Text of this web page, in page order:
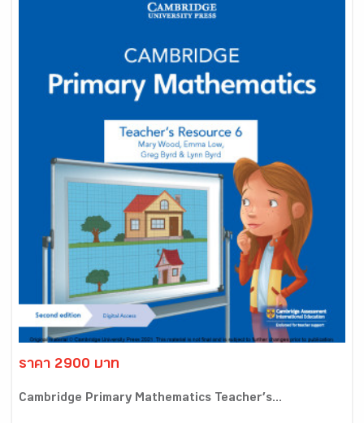
ราคา 2900 บาท
Cambridge Primary Mathematics Teacher’s...